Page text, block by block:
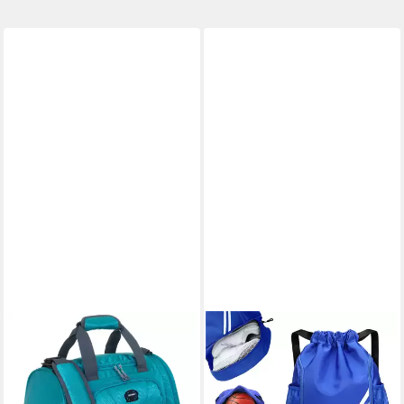
ELEPHANT
Sporttasche klein Sport
Tasche Reisetasche Trainer
S-M 42 cm, 18 Liter Gym
KEYURA
Freizeittasche Turnbeutel
Freizeittasche Sportbeutel
Große Kapazität Fußball